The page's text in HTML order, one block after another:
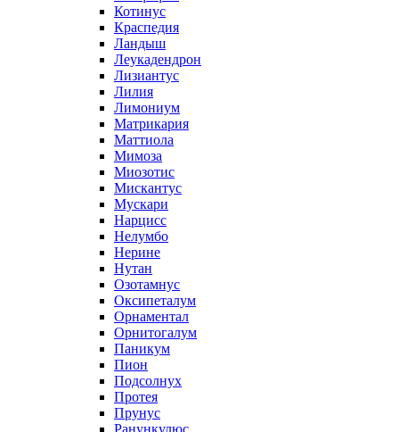
Котинус
Краспедия
Ландыш
Леукадендрон
Лизиантус
Лилия
Лимониум
Матрикария
Маттиола
Мимоза
Миозотис
Мискантус
Мускари
Нарцисс
Нелумбо
Нерине
Нутан
Озотамнус
Оксипеталум
Орнаментал
Орнитогалум
Паникум
Пион
Подсолнух
Протея
Прунус
Ранункулюс